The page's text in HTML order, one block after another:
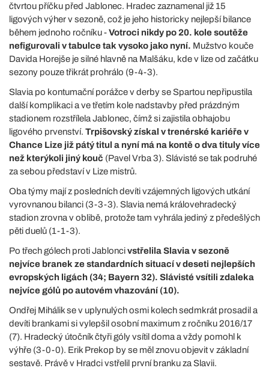
čtvrtou příčku před Jablonec. Hradec zaznamenal již 15
ligových výher v sezoně, což je jeho historicky nejlepší bilance
během jednoho ročníku -Votroci nikdy po 20. kole soutěže
nefigurovali v tabulce tak vysoko jako nyní. Mužstvo kouče
Davida Horejše je silné hlavně na Malšáku, kde v lize od začátku
sezony pouze třikrát prohrálo (9-4-3).
Slavia po kontumační porážce v derby se Spartou nepřipustila
další komplikaci a ve třetím kole nadstavby před prázdným
stadionem rozstřílela Jablonec, čímž si zajistila obhajobu
ligového prvenství. Trpišovský získal v trenérské kariéře v
Chance Lize již pátý titul a nyní má na kontě o dva tituly více
než kterýkoli jiný kouč (Pavel Vrba 3). Slávisté se tak podruhé
za sebou představí v Lize mistrů.
Oba týmy mají z posledních devíti vzájemných ligových utkání
vyrovnanou bilanci (3-3-3). Slavia nemá královehradecký
stadion zrovna v oblibě, protože tam vyhrála jediný z předešlých
pěti duelů (1-1-3).
Po třech gólech proti Jabloncivstřelila Slavia v sezoně
nejvíce branek ze standardních situací v deseti nejlepších
evropských ligách (34; Bayern 32). Slávisté vsítili zdaleka
nejvíce gólů po autovém vhazování (10).
Ondřej Mihálik se v uplynulých osmi kolech sedmkrát prosadil a
devíti brankami si vylepšil osobní maximum z ročníku 2016/17
(7). Hradecký útočník čtyři góly vsítil doma a vždy pomohl k
výhře (3-0-0). Erik Prekop by se měl znovu objevit v základní
sestavě. Právě v Hradci vstřelil první branku za Slavii.